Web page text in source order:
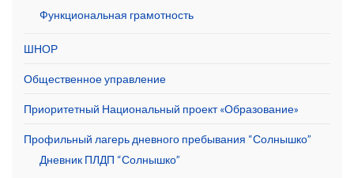
Функциональная грамотность
ШНОР
Общественное управление
Приоритетный Национальный проект «Образование»
Профильный лагерь дневного пребывания “Солнышко”
Дневник ПЛДП “Солнышко”